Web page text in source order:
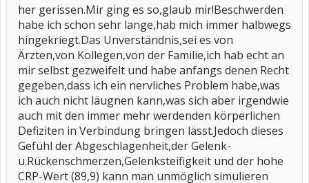
her gerissen.Mir ging es so,glaub mir!Beschwerden
habe ich schon sehr lange,hab mich immer halbwegs
hingekriegt.Das Unverständnis,sei es von
Ärzten,von Kollegen,von der Familie,ich hab echt an
mir selbst gezweifelt und habe anfangs denen Recht
gegeben,dass ich ein nervliches Problem habe,was
ich auch nicht läugnen kann,was sich aber irgendwie
auch mit den immer mehr werdenden körperlichen
Defiziten in Verbindung bringen lässt.Jedoch dieses
Gefühl der Abgeschlagenheit,der Gelenk-
u.Rückenschmerzen,Gelenksteifigkeit und der hohe
CRP-Wert (89,9) kann man unmöglich simulieren